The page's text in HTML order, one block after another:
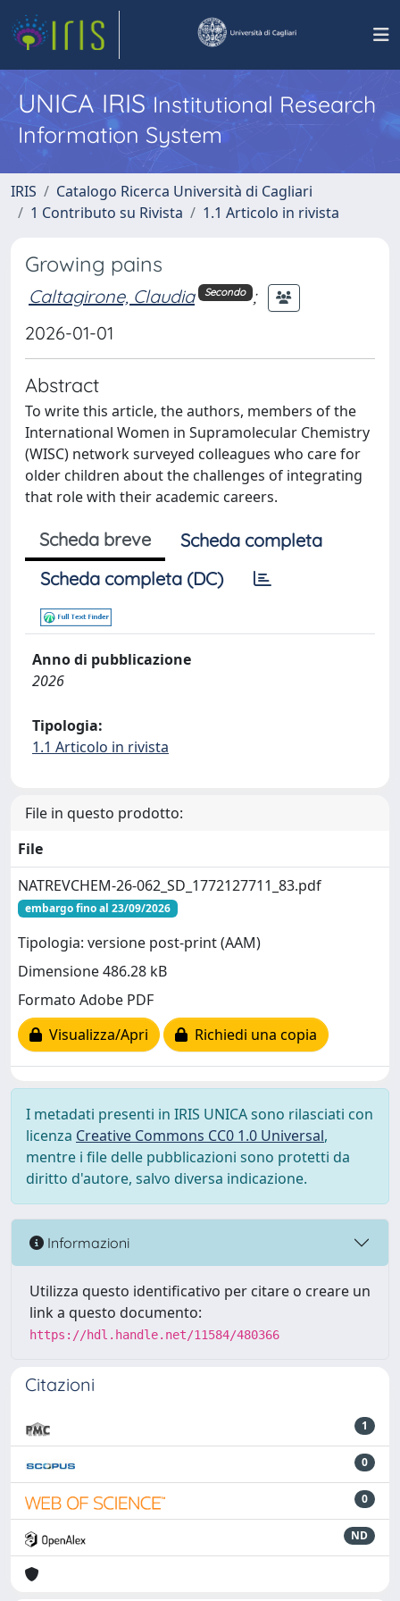
UNICA IRISInstitutional Research
Information System
IRIS
Catalogo Ricerca Università di Cagliari
1 Contributo su Rivista
1.1 Articolo in rivista
Growing pains
Caltagirone, Claudia Secondo ;
2026-01-01
Abstract
To write this article, the authors, members of the
International Women in Supramolecular Chemistry
(WISC) network surveyed colleagues who care for
older children about the challenges of integrating
that role with their academic careers.
Scheda breve
Scheda completa
Scheda completa (DC)
Anno di pubblicazione
2026
Tipologia:
1.1 Articolo in rivista
File in questo prodotto:
File
NATREVCHEM-26-062_SD_1772127711_83.pdf
embargo fino al 23/09/2026
Tipologia: versione post-print (AAM)
Dimensione 486.28 kB
Formato Adobe PDF
Visualizza/Apri
Richiedi una copia
I metadati presenti in IRIS UNICA sono rilasciati con
licenza Creative Commons CC0 1.0 Universal,
mentre i file delle pubblicazioni sono protetti da
diritto d'autore, salvo diversa indicazione.
Informazioni
Utilizza questo identificativo per citare o creare un
link a questo documento:
https://hdl.handle.net/11584/480366
Citazioni
1
0
0
ND